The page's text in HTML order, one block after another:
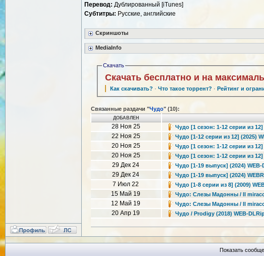
Перевод: Дублированный [iTunes]
Субтитры: Русские, английские
Скриншоты
MediaInfo
Скачать
Скачать бесплатно и на
Как скачивать? ·Что такое торрент? · Рейтинг и
Связанные раздачи "Чудо" (10):
ДОБАВЛЕН
28 Ноя 25 Чудо [1 сезон: 1-12 серии из
22 Ноя 25
Чудо [1-12 серии из 12] (2025)
20 Ноя 25
Чудо [1 сезон: 1-12 серии из
20 Ноя 25
Чудо [1 сезон: 1-12 серии из
29 Дек 24
Чудо [1-19 выпуск] (2024) WEB-
29 Дек 24
Чудо [1-19 выпуск] (2024)
7 Июл 22
Чудо [1-8 серии из 8] (2009)
15 Май 19
Чудо: Слезы Мадонны / Il
12 Май 19
Чудо: Слезы Мадонны / Il
20 Апр 19
Чудо / Prodigy (2018) WEB-
Показать